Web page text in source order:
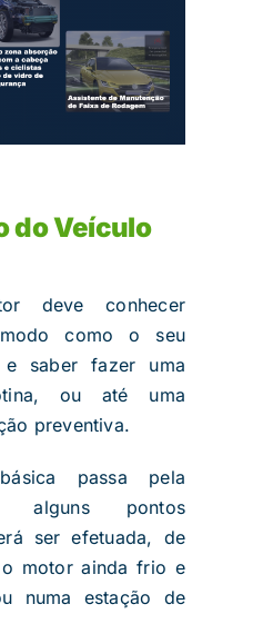
do Veículo
deve conhecer
como o seu
saber fazer uma
ou até uma
preventiva.
passa pela
alguns pontos
ser efetuada, de
motor ainda frio e
numa estação de